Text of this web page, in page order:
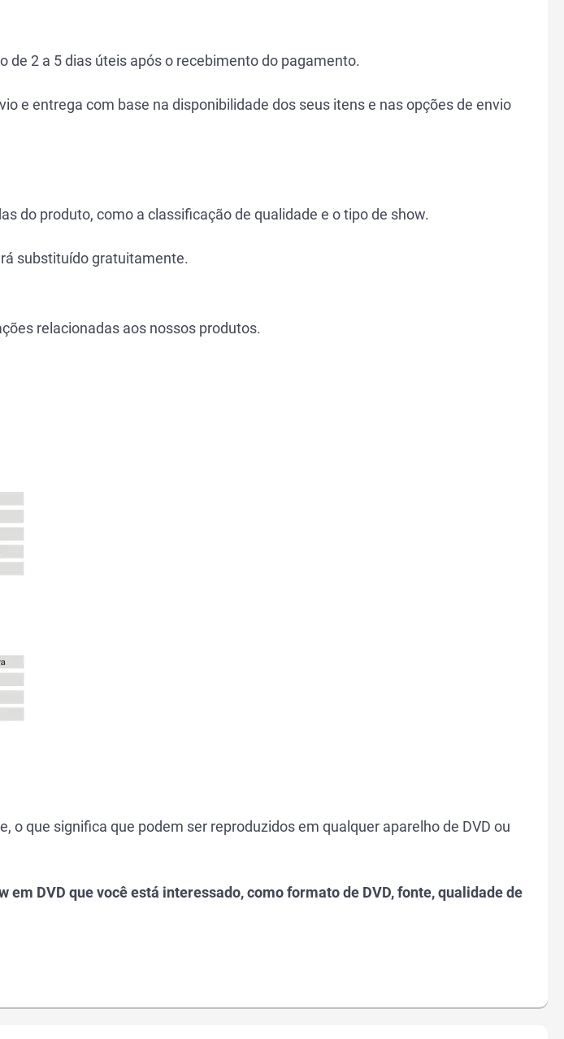
2 a 5 dias úteis após o recebimento do pagamento.
e entrega com base na disponibilidade dos seus itens e nas opções de envio
do produto, como a classificação de qualidade e o tipo de show.
substituído gratuitamente.
relacionadas aos nossos produtos.
o que significa que podem ser reproduzidos em qualquer aparelho de DVD ou
em DVD que você está interessado, como formato de DVD, fonte, qualidade de